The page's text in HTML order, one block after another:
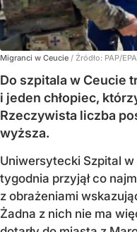
Migranci w Ceucie / Źródło: PAP/EPA
Do szpitala w Ceucie
i jeden chłopiec,
Rzeczywista liczba
wyższa.
Uniwersytecki Szpital
tygodnia przyjął co
z obrażeniami
Żadna z nich nie ma